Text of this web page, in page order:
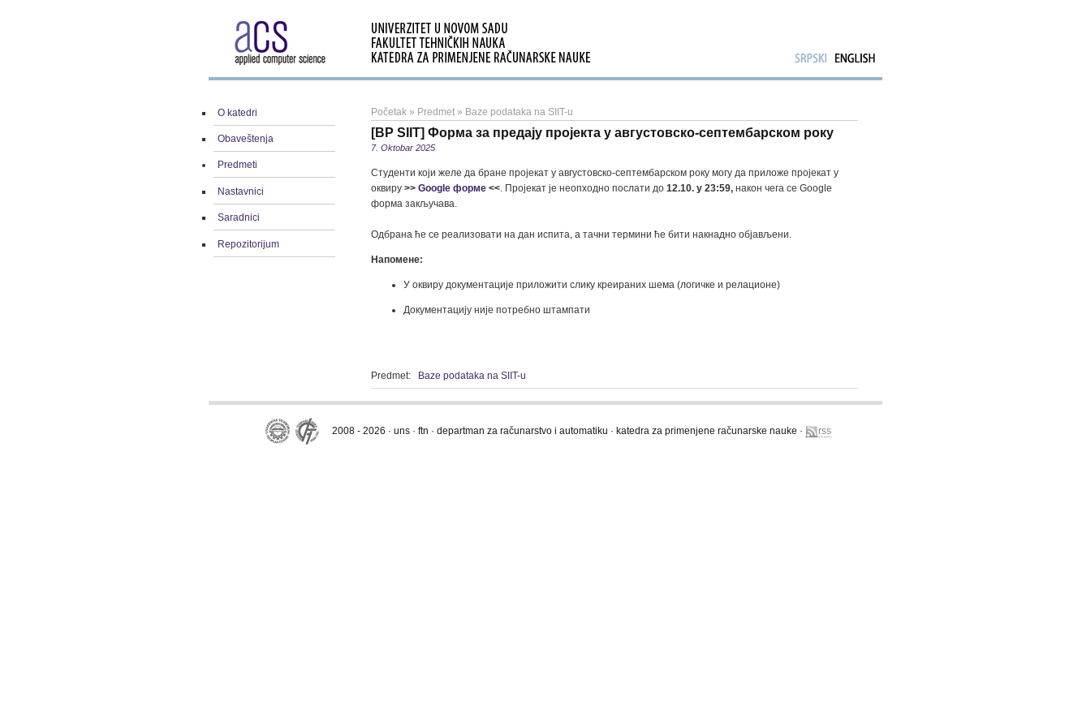
O katedri
Obaveštenja
Predmeti
Nastavnici
Saradnici
Repozitorijum
Početak » Predmet » Baze podataka na SIIT-u
[BP SIIT] Форма за предају пројекта у августовско-септембарском року
7. Oktobar 2025
Студенти који желе да бране пројекат у августовско-септембарском року могу да приложе пројекат у
оквиру >> Google форме <<. Пројекат је неопходно послати до 12.10. у 23:59, након чега се Google
форма закључава.
Одбрана ће се реализовати на дан испита, а тачни термини ће бити накнадно објављени.
Напомене:
У оквиру документације приложити слику креираних шема (логичке и релационе)
Документацију није потребно штампати
Predmet: Baze podataka na SIIT-u
2008 - 2026 · uns · ftn · departman za računarstvo i automatiku · katedra za primenjene računarske nauke · rss